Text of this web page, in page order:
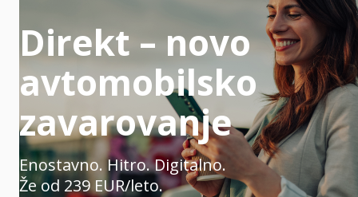
Direkt – novo
avtomobilsko
zavarovanje
Enostavno. Hitro. Digitalno.
Že od 239 EUR/leto.